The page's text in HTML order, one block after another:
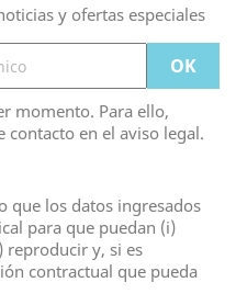
y ofertas especiales
momento. Para ello,
en el aviso legal.
que los datos ingresados
para que puedan (i)
reproducir y, si es
contractual que pueda